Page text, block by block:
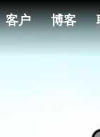
客户 博客